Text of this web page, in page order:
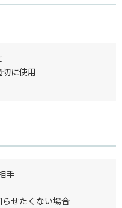
に使用
手
らせたくない場合